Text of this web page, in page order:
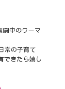
闘中のワーマ
常の子育て
できたら嬉し